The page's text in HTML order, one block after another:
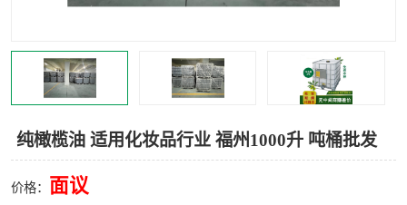
纯橄榄油 适用化妆品行业 福州1000升 吨桶批发
价格： 面议